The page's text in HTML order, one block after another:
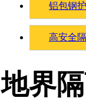
铝包钢
高安全
地界